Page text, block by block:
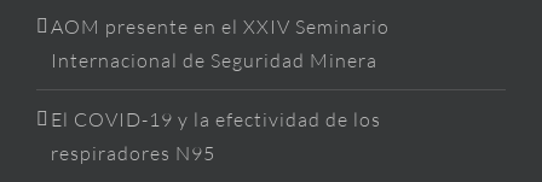
AOM presente en el XXIV Seminario
Internacional de Seguridad Minera
El COVID-19 y la efectividad de los
respiradores N95